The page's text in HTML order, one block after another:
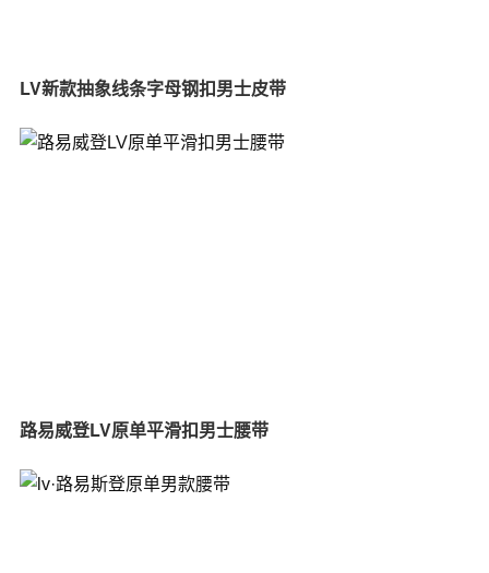
LV新款抽象线条字母钢扣男士皮带
路易威登LV原单平滑扣男士腰带